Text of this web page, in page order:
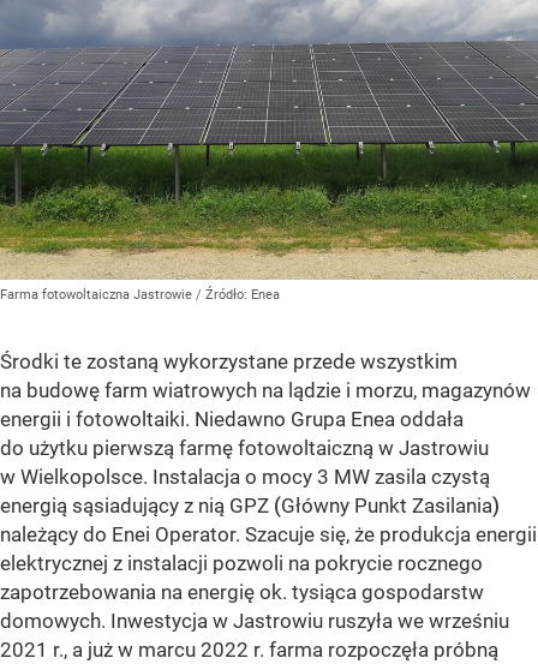
Farma fotowoltaiczna Jastrowie / Źródło: Enea
Środki te zostaną wykorzystane przede wszystkim
na budowę farm wiatrowych na lądzie i morzu, magazynów
energii i fotowoltaiki. Niedawno Grupa Enea oddała
do użytku pierwszą farmę fotowoltaiczną w Jastrowiu
w Wielkopolsce. Instalacja o mocy 3 MW zasila czystą
energią sąsiadujący z nią GPZ (Główny Punkt Zasilania)
należący do Enei Operator. Szacuje się, że produkcja energii
elektrycznej z instalacji pozwoli na pokrycie rocznego
zapotrzebowania na energię ok. tysiąca gospodarstw
domowych. Inwestycja w Jastrowiu ruszyła we wrześniu
2021 r., a już w marcu 2022 r. farma rozpoczęła próbną